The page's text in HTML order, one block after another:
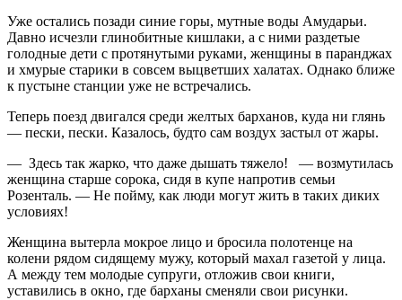
Уже остались позади синие горы, мутные воды Амударьи.
Давно исчезли глинобитные кишлаки, а с ними раздетые
голодные дети с протянутыми руками, женщины в паранджах
и хмурые старики в совсем выцветших халатах. Однако ближе
к пустыне станции уже не встречались.
Теперь поезд двигался среди желтых барханов, куда ни глянь
— пески, пески. Казалось, будто сам воздух застыл от жары.
— Здесь так жарко, что даже дышать тяжело! — возмутилась
женщина старше сорока, сидя в купе напротив семьи
Розенталь. — Не пойму, как люди могут жить в таких диких
условиях!
Женщина вытерла мокрое лицо и бросила полотенце на
колени рядом сидящему мужу, который махал газетой у лица.
А между тем молодые супруги, отложив свои книги,
уставились в окно, где барханы сменяли свои рисунки.